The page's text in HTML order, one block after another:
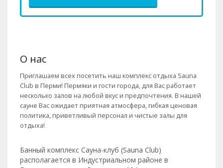
О нас
Приглашаем всех посетить наш комплекс отдыха Sauna
Club в Перми! Пермяки и гости города, для Вас работает
несколько залов на любой вкус и предпочтения. В нашей
сауне Вас ожидает приятная атмосфера, гибкая ценовая
политика, приветливый персонал и чистые залы для
отдыха!
Банный комплекс Сауна-клуб (Sauna Club)
располагается в Индустриальном районе в